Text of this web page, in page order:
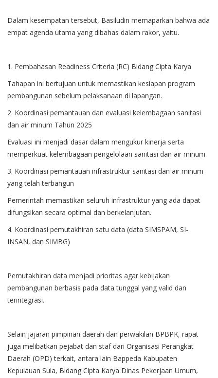
Dalam kesempatan tersebut, Basiludin memaparkan bahwa ada
empat agenda utama yang dibahas dalam rakor, yaitu.
1. Pembahasan Readiness Criteria (RC) Bidang Cipta Karya
Tahapan ini bertujuan untuk memastikan kesiapan program
pembangunan sebelum pelaksanaan di lapangan.
2. Koordinasi pemantauan dan evaluasi kelembagaan sanitasi
dan air minum Tahun 2025
Evaluasi ini menjadi dasar dalam mengukur kinerja serta
memperkuat kelembagaan pengelolaan sanitasi dan air minum.
3. Koordinasi pemantauan infrastruktur sanitasi dan air minum
yang telah terbangun
Pemerintah memastikan seluruh infrastruktur yang ada dapat
difungsikan secara optimal dan berkelanjutan.
4. Koordinasi pemutakhiran satu data (data SIMSPAM, SI-
INSAN, dan SIMBG)
Pemutakhiran data menjadi prioritas agar kebijakan
pembangunan berbasis pada data tunggal yang valid dan
terintegrasi.
Selain jajaran pimpinan daerah dan perwakilan BPBPK, rapat
juga melibatkan pejabat dan staf dari Organisasi Perangkat
Daerah (OPD) terkait, antara lain Bappeda Kabupaten
Kepulauan Sula, Bidang Cipta Karya Dinas Pekerjaan Umum,